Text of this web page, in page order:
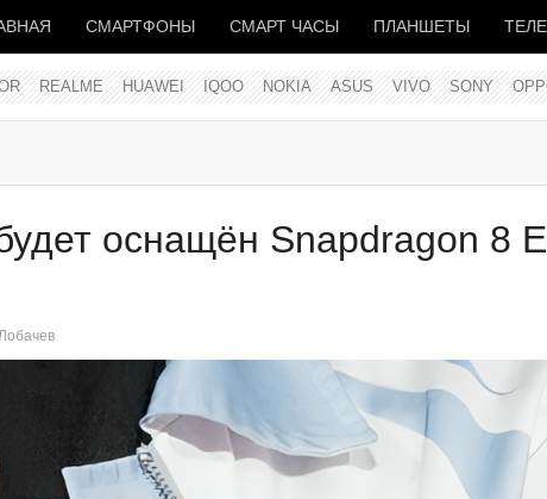
СМАРТФОНЫ СМАРТ ЧАСЫ ПЛАНШЕТЫ
REALME HUAWEI IQOO NOKIA ASUS VIVO SONY
оснащён Snapdragon 8